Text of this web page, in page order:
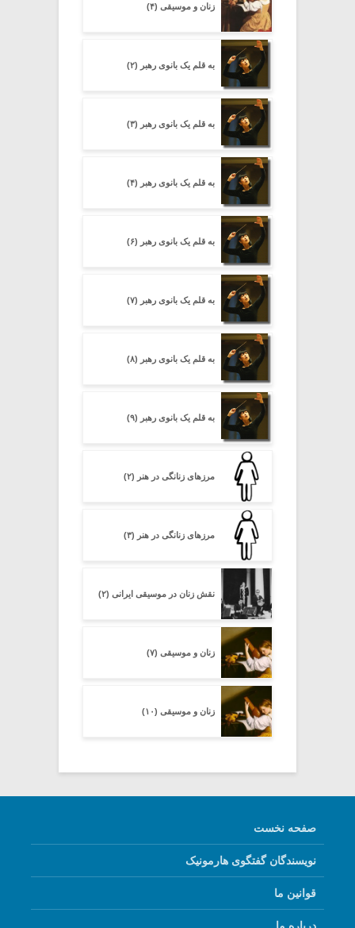
زنان و موسیقی (۴)
به قلم یک بانوی رهبر (۲)
به قلم یک بانوی رهبر (۳)
به قلم یک بانوی رهبر (۴)
به قلم یک بانوی رهبر (۶)
به قلم یک بانوی رهبر (۷)
به قلم یک بانوی رهبر (۸)
به قلم یک بانوی رهبر (۹)
مرزهای زنانگی در هنر (۲)
مرزهای زنانگی در هنر (۳)
نقش زنان در موسیقی ایرانی (۲)
زنان و موسیقی (۷)
زنان و موسیقی (۱۰)
صفحه نخست
نویسندگان گفتگوی هارمونیک
قوانین ما